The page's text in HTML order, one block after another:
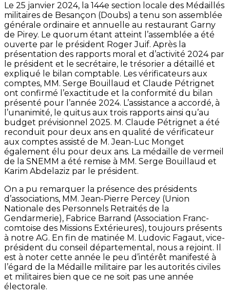
Le 25 janvier 2024, la 144e section locale des Médaillés
militaires de Besançon (Doubs) a tenu son assemblée
générale ordinaire et annuelle au restaurant Garny
de Pirey. Le quorum étant atteint l’assemblée a été
ouverte par le président Roger Juif. Après la
présentation des rapports moral et d’activité 2024 par
le président et le secrétaire, le trésorier a détaillé et
expliqué le bilan comptable. Les vérificateurs aux
comptes, MM. Serge Bouillaud et Claude Pétrignet
ont confirmé l’exactitude et la conformité du bilan
présenté pour l’année 2024. L’assistance a accordé, à
l’unanimité, le quitus aux trois rapports ainsi qu’au
budget prévisionnel 2025. M. Claude Pétrignet a été
reconduit pour deux ans en qualité de vérificateur
aux comptes assisté de M. Jean-Luc Monget
également élu pour deux ans. La médaille de vermeil
de la SNEMM a été remise à MM. Serge Bouillaud et
Karim Abdelaziz par le président.
On a pu remarquer la présence des présidents
d’associations, MM. Jean-Pierre Percey (Union
Nationale des Personnels Retraités de la
Gendarmerie), Fabrice Barrand (Association Franc-
comtoise des Missions Extérieures), toujours présents
à notre AG. En fin de matinée M. Ludovic Fagaut, vice-
président du conseil départemental, nous a rejoint. Il
est à noter cette année le peu d’intérêt manifesté à
l’égard de la Médaille militaire par les autorités civiles
et militaires bien que ce ne soit pas une année
électorale.